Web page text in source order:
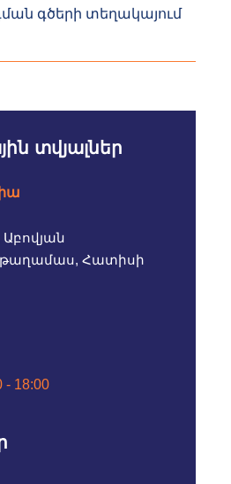
գծերի տեղակայում
տվյալներ
Հատիսի
- 18:00